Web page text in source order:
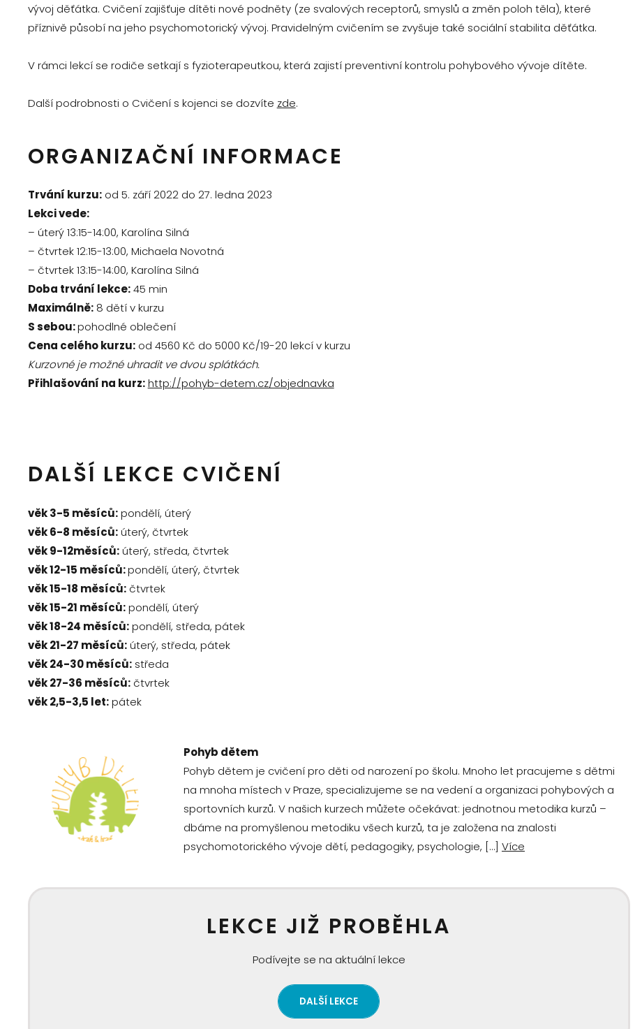
vývoj děťátka. Cvičení zajišťuje dítěti nové podněty (ze svalových receptorů, smyslů a změn poloh těla), které
příznivě působí na jeho psychomotorický vývoj. Pravidelným cvičením se zvyšuje také sociální stabilita děťátka.
V rámci lekcí se rodiče setkají s fyzioterapeutkou, která zajistí preventivní kontrolu pohybového vývoje dítěte.
Další podrobnosti o Cvičení s kojenci se dozvíte zde.
ORGANIZAČNÍ INFORMACE
Trvání kurzu:od 5. září 2022 do 27. ledna 2023
Lekci vede:
– úterý 13:15-14:00, Karolína Silná
– čtvrtek 12:15-13:00, Michaela Novotná
– čtvrtek 13:15-14:00, Karolína Silná
Doba trvání lekce:45 min
Maximálně:8 dětí v kurzu
S sebou:pohodlné oblečení
Cena celého kurzu:od 4560 Kč do 5000 Kč/19-20 lekcí v kurzu
Kurzovné je možné uhradit ve dvou splátkách.
Přihlašování na kurz: http://pohyb-detem.cz/objednavka
DALŠÍ LEKCE CVIČENÍ
věk 3-5 měsíců:pondělí, úterý
věk 6-8 měsíců:úterý, čtvrtek
věk 9-12měsíců:úterý, středa, čtvrtek
věk 12-15 měsíců:pondělí, úterý, čtvrtek
věk 15-18 měsíců:čtvrtek
věk 15-21 měsíců:pondělí, úterý
věk 18-24 měsíců:pondělí, středa, pátek
věk 21-27 měsíců:úterý, středa, pátek
věk 24-30 měsíců:středa
věk 27-36 měsíců:čtvrtek
věk 2,5-3,5 let:pátek
Pohyb dětem
Pohyb dětem je cvičení pro děti od narození po školu. Mnoho let pracujeme s dětmi
na mnoha místech v Praze, specializujeme se na vedení a organizaci pohybových a
sportovních kurzů. V našich kurzech můžete očekávat: jednotnou metodika kurzů –
dbáme na promyšlenou metodiku všech kurzů, ta je založena na znalosti
psychomotorického vývoje dětí, pedagogiky, psychologie, […] Více
LEKCE JIŽ PROBĚHLA
Podívejte se na aktuální lekce
DALŠÍ LEKCE